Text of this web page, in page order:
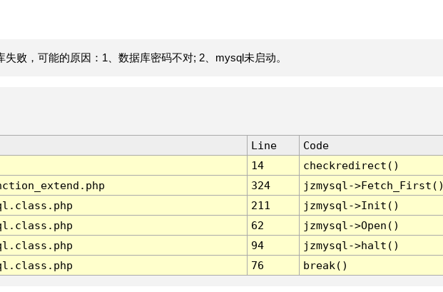
败，可能的原因：1、数据库密码不对; 2、mysql未启动。
Line
Code
14
checkredirect()
324
jzmysql-
211
jzmysql->Init()
62
jzmysql->Open()
94
jzmysql->halt()
76 break()